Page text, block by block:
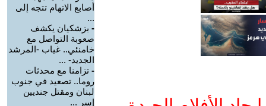
أصابع الاتهام تتجه إلى
...
- بزشكيان يكشف
صعوبة التواصل مع
خامنئي.. غياب -المرشد
الجديد- ...
- تزامنا مع محدثات
روما.. تصعيد في جنوب
لبنان ومقتل جنديين
إسر ...